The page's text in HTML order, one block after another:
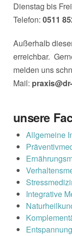
Dienstag bis
Telefon: 0511
Außerhalb
erreichbar.
melden uns
Mail:
unsere
Allgemeine
Integrative